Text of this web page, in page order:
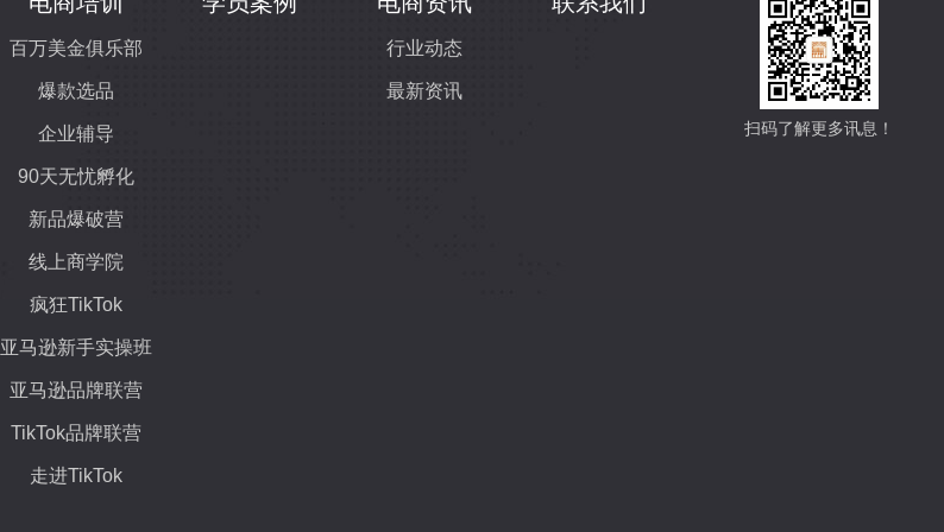
百万美金俱乐部
爆款选品
企业辅导
90天无忧孵化
新品爆破营
线上商学院
疯狂TikTok
亚马逊新手实操班
亚马逊品牌联营
TikTok品牌联营
走进TikTok
行业动态
最新资讯
扫码了解更多讯息！